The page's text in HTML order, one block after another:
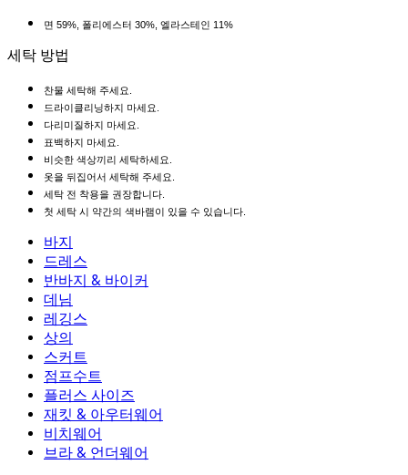
면 59%, 폴리에스터 30%, 엘라스테인 11%
세탁 방법
찬물 세탁해 주세요.
드라이클리닝하지 마세요.
다리미질하지 마세요.
표백하지 마세요.
비슷한 색상끼리 세탁하세요.
옷을 뒤집어서 세탁해 주세요.
세탁 전 착용을 권장합니다.
첫 세탁 시 약간의 색바램이 있을 수 있습니다.
바지
바지
조거
작업 바지
플로우 팬츠
드레스
드레스
액티브 드레스
맥시 & 미디 드레스
미니 드레스
반바지 & 바이커
반바지 & 바이커
바이커
데님 반바지
2.5인치 반바지
데님
데님
데님 레깅스
와이드 진
데님 반바지
데님 스커트
레깅스
레깅스
데님 레깅스
힙업 레깅스
요가 레깅스
상의
상의
스포츠 브라
티셔츠
스커트
스커트
액티브 스커트
미니 스커트
맥시 & 미디 스커트
점프수트
점프수트
오버롤
롬퍼
플러스 사이즈
플러스 사이즈
플러스 사이즈 하의
플러스 사이즈 상의
플러스 사이즈 드레스
재킷 & 아우터웨어
재킷 & 아우터웨어
재킷 & 아우터웨어
아우터웨어
비치웨어
비치웨어
수영복 상의
브라 & 언더웨어
브라 & 언더웨어